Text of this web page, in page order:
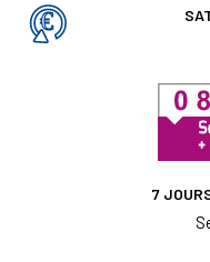
7